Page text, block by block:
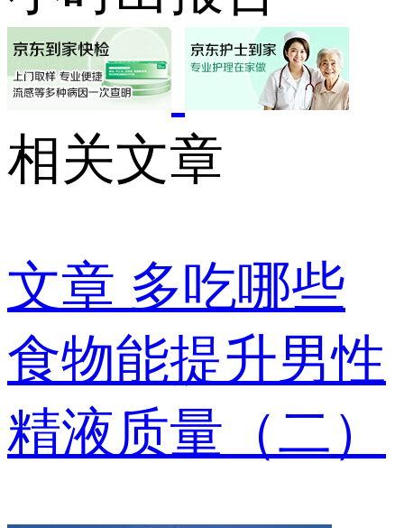
相关文章
文章 多吃哪些
食物能提升男性
精液质量（二）